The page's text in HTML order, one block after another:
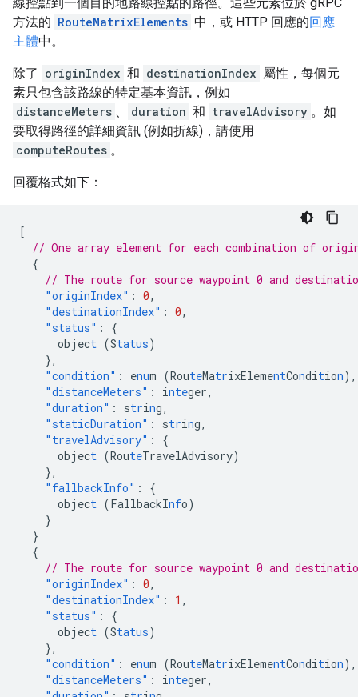
方法的 RouteMatrixElements 中，或 HTTP 回應的回應
主體中。
除了 originIndex 和 destinationIndex 屬性，每個元
素只包含該路線的特定基本資訊，例如
distanceMeters 、 duration 和 travelAdvisory 。如
要取得路徑的詳細資訊 (例如折線)，請使用
computeRoutes 。
回覆格式如下：
[
// One array element for each combination of
{
// The route for source waypoint 0 and
"originIndex" : 0,
"destinationIndex" : 0,
"status" :
{
object (Status)
},
"condition" : enum (RouteMatrixElementCondition) ,
"distanceMeters" : integer,
"duration" : string,
"staticDuration" : string,
"travelAdvisory" :
{
object (RouteTravelAdvisory)
},
"fallbackInfo" :
{
object (FallbackInfo)
}
}
{
// The route for source waypoint 0 and
"originIndex" : 0,
"destinationIndex" : 1 ,
"status" :
{
object (Status)
},
"condition" : enum (RouteMatrixElementCondition) ,
"distanceMeters" : integer,